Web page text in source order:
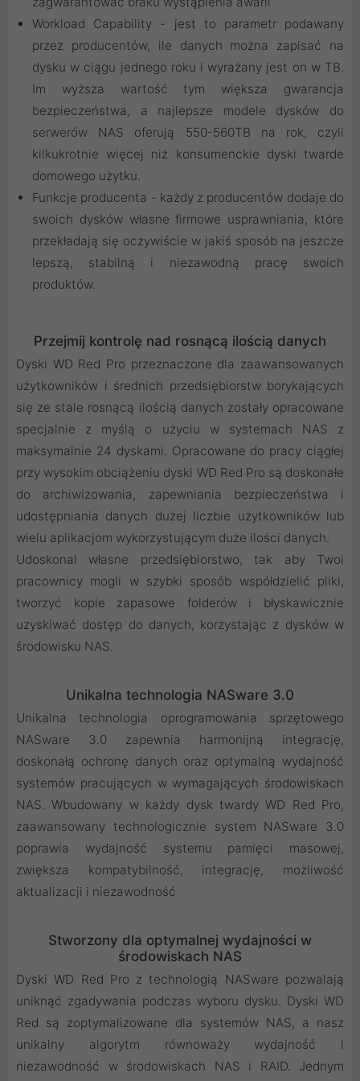
Workload Capability - jest to parametr podawany
przez producentów, ile danych można zapisać na
dysku w ciągu jednego roku i wyrażany jest on w TB.
Im wyższa wartość tym większa gwarancja
bezpieczeństwa, a najlepsze modele dysków do
serwerów NAS oferują 550-560TB na rok, czyli
kilkukrotnie więcej niż konsumenckie dyski twarde
domowego użytku.
Funkcje producenta - każdy z producentów dodaje do
swoich dysków własne firmowe usprawniania, które
przekładają się oczywiście w jakiś sposób na jeszcze
lepszą, stabilną i niezawodną pracę swoich
produktów.
Przejmij kontrolę nad rosnącą ilością danych
Dyski WD Red Pro przeznaczone dla zaawansowanych
użytkowników i średnich przedsiębiorstw borykających
się ze stale rosnącą ilością danych zostały opracowane
specjalnie z myślą o użyciu w systemach NAS z
maksymalnie 24 dyskami. Opracowane do pracy ciągłej
przy wysokim obciążeniu dyski WD Red Pro są doskonałe
do archiwizowania, zapewniania bezpieczeństwa i
udostępniania danych dużej liczbie użytkowników lub
wielu aplikacjom wykorzystującym duże ilości danych.
Udoskonal własne przedsiębiorstwo, tak aby Twoi
pracownicy mogli w szybki sposób współdzielić pliki,
tworzyć kopie zapasowe folderów i błyskawicznie
uzyskiwać dostęp do danych, korzystając z dysków w
środowisku NAS.
Unikalna technologia NASware 3.0
Unikalna technologia oprogramowania sprzętowego
NASware 3.0 zapewnia harmonijną integrację,
doskonałą ochronę danych oraz optymalną wydajność
systemów pracujących w wymagających środowiskach
NAS. Wbudowany w każdy dysk twardy WD Red Pro,
zaawansowany technologicznie system NASware 3.0
poprawia wydajność systemu pamięci masowej,
zwiększa kompatybilność, integrację, możliwość
aktualizacji i niezawodność
Stworzony dla optymalnej wydajności w
środowiskach NAS
Dyski WD Red Pro z technologią NASware pozwalają
uniknąć zgadywania podczas wyboru dysku. Dyski WD
Red są zoptymalizowane dla systemów NAS, a nasz
unikalny algorytm równoważy wydajność i
niezawodność w środowiskach NAS i RAID. Jednym